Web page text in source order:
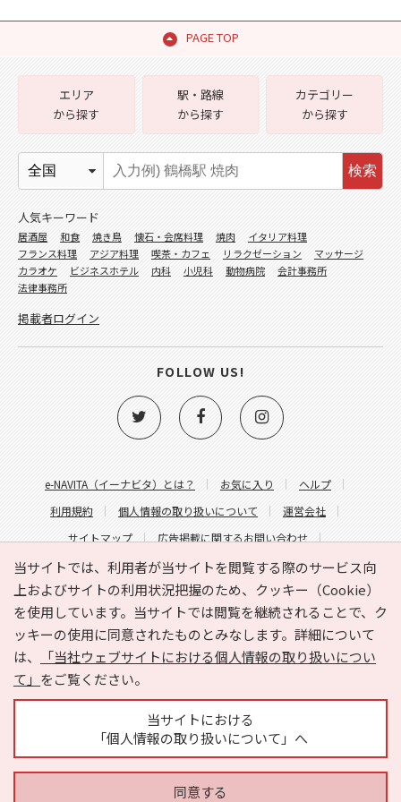
PAGE TOP
当サイトでは、利用者が当サイトを閲覧する際のサービス向
上およびサイトの利用状況把握のため、クッキー（Cookie）
を使用しています。当サイトでは閲覧を継続されることで、ク
ッキーの使用に同意されたものとみなします。詳細について
は、
「当社ウェブサイトにおける個人情報の取り扱いについ
て」 をご覧ください。
当サイトにおける
「個人情報の取り扱いについて」へ
同意する
e-NAVITA（イーナビタ）とは？ お気に入り
ヘルプ
利用規約
個人情報の取り扱いについて
運営会社
サイトマップ
広告掲載に関するお問い合わせ
サイトの内容に関するお問い合わせ
エリア
から探す
駅・路線
から探す
カテゴリー
から探す
検索
人気キーワード
居酒屋 和食 焼き鳥 懐石・会席料理 焼肉
イタリア料理
フランス料理
アジア料理 喫茶・カフェ リラクゼーション
マッサージ
カラオケ
ビジネスホテル 内科 小児科 動物病院
会計事務所
法律事務所
掲載者ログイン
FOLLOW US!
Copyright © HYOJITO.Co.,Ltd. All Rights Reserved.